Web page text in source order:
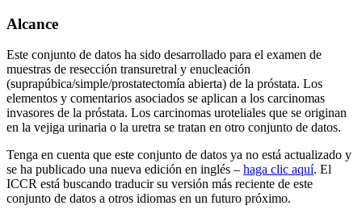
Alcance
Este conjunto de datos ha sido desarrollado para el examen de
muestras de resección transuretral y enucleación
(suprapúbica/simple/prostatectomía abierta) de la próstata. Los
elementos y comentarios asociados se aplican a los carcinomas
invasores de la próstata. Los carcinomas uroteliales que se originan
en la vejiga urinaria o la uretra se tratan en otro conjunto de datos.
Tenga en cuenta que este conjunto de datos ya no está actualizado y
se ha publicado una nueva edición en inglés – haga clic aquí. El
ICCR está buscando traducir su versión más reciente de este
conjunto de datos a otros idiomas en un futuro próximo.